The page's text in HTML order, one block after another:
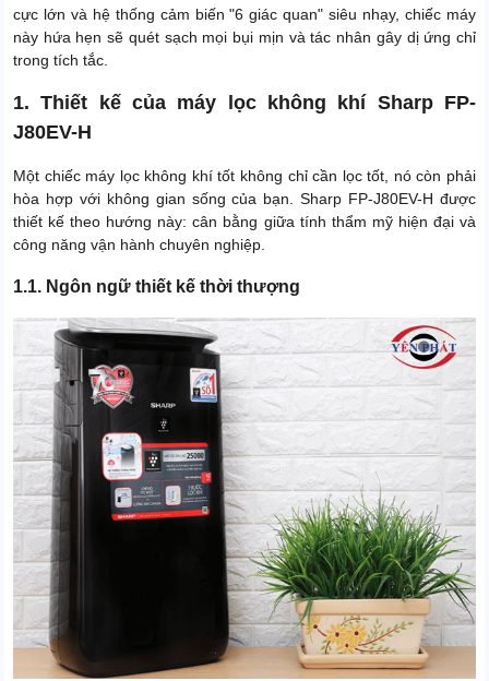
cực lớn và hệ thống cảm biến "6 giác quan" siêu nhạy, chiếc máy
này hứa hẹn sẽ quét sạch mọi bụi mịn và tác nhân gây dị ứng chỉ
trong tích tắc.
1. Thiết kế của máy lọc không khí Sharp FP-
J80EV-H
Một chiếc máy lọc không khí tốt không chỉ cần lọc tốt, nó còn phải
hòa hợp với không gian sống của bạn. Sharp FP-J80EV-H được
thiết kế theo hướng này: cân bằng giữa tính thẩm mỹ hiện đại và
công năng vận hành chuyên nghiệp.
1.1. Ngôn ngữ thiết kế thời thượng